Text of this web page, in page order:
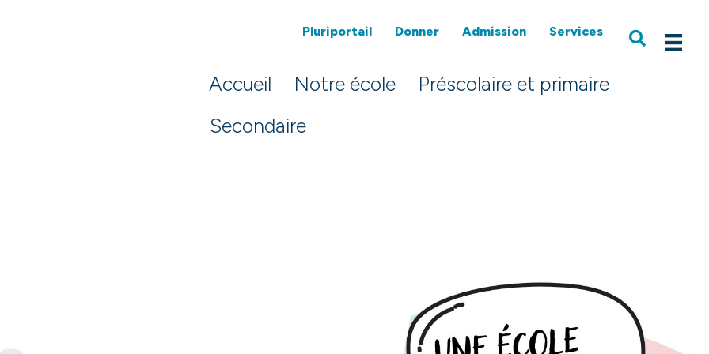
Pluriportail Donner Admission Services
Accueil Notre école
Préscolaire et primaire
Secondaire